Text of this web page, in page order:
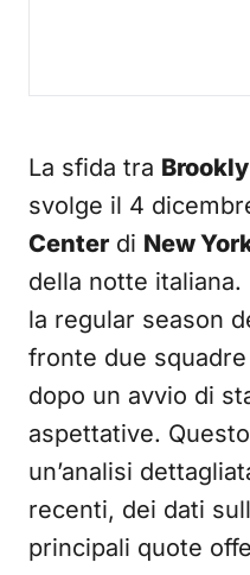
La sfida tra
svolge il 4
Center di New
della notte italiana.
la regular season
fronte due
dopo un avvio di
aspettative.
un’analisi
recenti, dei dati
principali quote